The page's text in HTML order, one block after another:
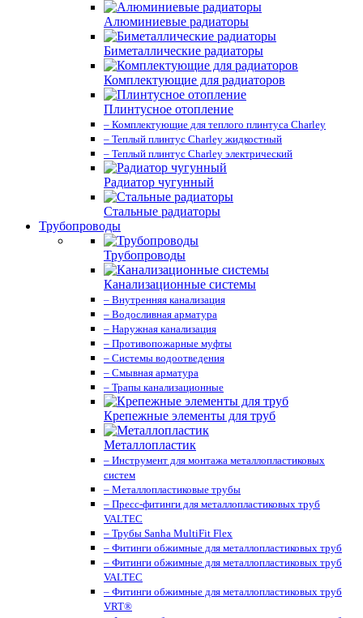
Алюминиевые радиаторы
Биметаллические радиаторы
Комплектующие для радиаторов
Плинтусное отопление
– Комплектующие для теплого плинтуса Charley
– Теплый плинтус Charley жидкостный
– Теплый плинтус Charley электрический
Радиатор чугунный
Стальные радиаторы
Трубопроводы
Трубопроводы
Канализационные системы
– Внутренняя канализация
– Водосливная арматура
– Наружная канализация
– Противопожарные муфты
– Системы водоотведения
– Смывная арматура
– Трапы канализационные
Крепежные элементы для труб
Металлопластик
– Инструмент для монтажа металлопластиковых
систем
– Металлопластиковые трубы
– Пресс-фитинги для металлопластиковых труб
VALTEС
– Трубы Sanha MultiFit Flex
– Фитинги обжимные для металлопластиковых труб
– Фитинги обжимные для металлопластиковых труб
VALTEС
– Фитинги обжимные для металлопластиковых труб
VRT®